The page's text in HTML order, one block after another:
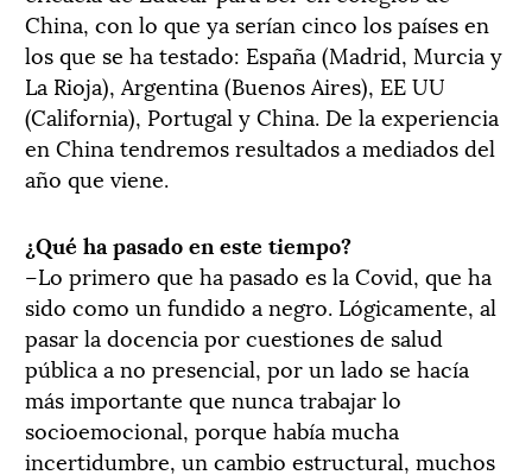
China, con lo que ya serían cinco los países en
los que se ha testado: España (Madrid, Murcia y
La Rioja), Argentina (Buenos Aires), EE UU
(California), Portugal y China. De la experiencia
en China tendremos resultados a mediados del
año que viene.
¿Qué ha pasado en este tiempo?
–Lo primero que ha pasado es la Covid, que ha
sido como un fundido a negro. Lógicamente, al
pasar la docencia por cuestiones de salud
pública a no presencial, por un lado se hacía
más importante que nunca trabajar lo
socioemocional, porque había mucha
incertidumbre, un cambio estructural, muchos